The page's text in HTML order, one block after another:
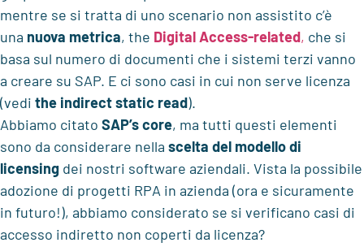
mentre se si tratta di uno scenario non assistito c’è
una nuova metrica, the Digital Access-related, che si
basa sul numero di documenti che i sistemi terzi vanno
a creare su SAP. E ci sono casi in cui non serve licenza
(vedi the indirect static read).
Abbiamo citato SAP’s core, ma tutti questi elementi
sono da considerare nella scelta del modello di
licensing dei nostri software aziendali. Vista la possibile
adozione di progetti RPA in azienda (ora e sicuramente
in futuro!), abbiamo considerato se si verificano casi di
accesso indiretto non coperti da licenza?